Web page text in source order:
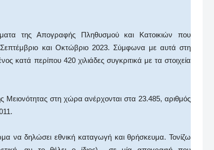
της Απογραφής Πληθυσμού και Κατοικιών που
και Οκτώβριο 2023. Σύμφωνα με αυτά στη
κατά περίπου 420 χιλιάδες συγκριτικά με τα στοιχεία
στη χώρα ανέρχονται στα 23.485, αριθμός
να δηλώσει εθνική καταγωγή και θρήσκευμα. Τονίζω